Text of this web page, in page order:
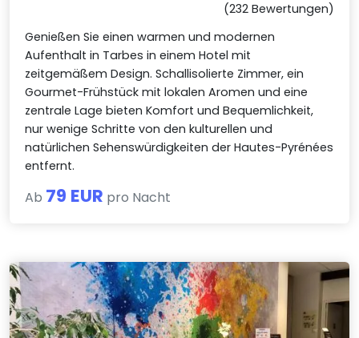
(232 Bewertungen)
Genießen Sie einen warmen und modernen
Aufenthalt in Tarbes in einem Hotel mit
zeitgemäßem Design. Schallisolierte Zimmer, ein
Gourmet-Frühstück mit lokalen Aromen und eine
zentrale Lage bieten Komfort und Bequemlichkeit,
nur wenige Schritte von den kulturellen und
natürlichen Sehenswürdigkeiten der Hautes-Pyrénées
entfernt.
Ab 79 EUR pro Nacht